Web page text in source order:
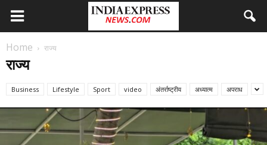
Home राज्य
राज्य
Business Lifestyle Sport video अंतर्राष्ट्रीय अध्यात्म अपराध